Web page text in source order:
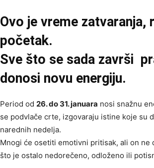
Ovo je vreme zatvaranja,
početak.
Sve što se sada završi
donosi novu energiju.
Period od 26. do 31. januara nosi snažnu
se podvlače crte, izgovaraju istine koje su
narednih nedelja.
Mnogi će osetiti emotivni pritisak, ali on ne
što je ostalo nedorečeno, odloženo ili